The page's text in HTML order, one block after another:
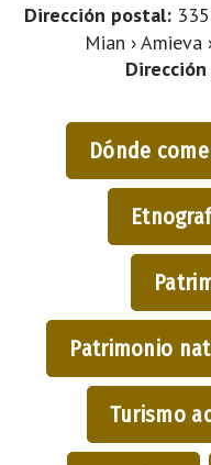
Dirección postal:
Mian ›
Dónde
Patrimonio
Turismo